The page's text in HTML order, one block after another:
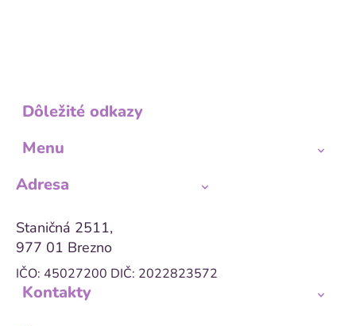
Dôležité odkazy
Menu
Adresa
Staničná 2511,
977 01 Brezno
IČO: 45027200 DIČ: 2022823572
Kontakty